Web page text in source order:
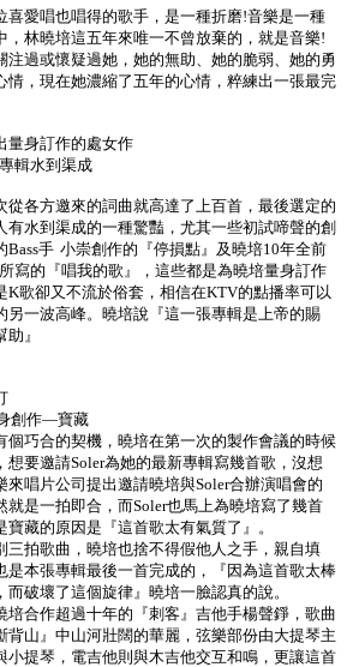
喜愛唱也唱得的歌手，是一種折磨!音樂是一種
，林曉培這五年來唯一不曾放棄的，就是音樂!
注過或懷疑過她，她的無助、她的脆弱、她的勇
情，現在她濃縮了五年的心情，粹練出一張最完
量身訂作的處女作
輯水到渠成
從各方邀來的詞曲就高達了上百首，最後選定的
有水到渠成的一種驚豔，尤其一些初試啼聲的創
Bass手 小崇創作的『停損點』及曉培10年全前
寫的『唱我的歌』，這些都是為曉培量身訂作
K歌卻又不流於俗套，相信在KTV的點播率可以
另一波高峰。曉培說『這一張專輯是上帝的賜
』
創作—寶藏
個巧合的契機，曉培在第一次的製作會議的時候
想要邀請Soler為她的最新專輯寫幾首歌，沒想
來唱片公司提出邀請曉培與Soler合辦演唱會的
就是一拍即合，而Soler也馬上為曉培寫了幾首
藏的原因是『這首歌太有氣質了』。
三拍歌曲，曉培也捨不得假他人之手，親自填
是本張專輯最後一首完成的，『因為這首歌太棒
而破壞了這個旋律』曉培一臉認真的說。
培合作超過十年的『刺客』吉他手楊聲錚，歌曲
背山』中山河壯闊的華麗，弦樂部份由大提琴主
小提琴，電吉他則與木吉他交互和鳴，更讓這首